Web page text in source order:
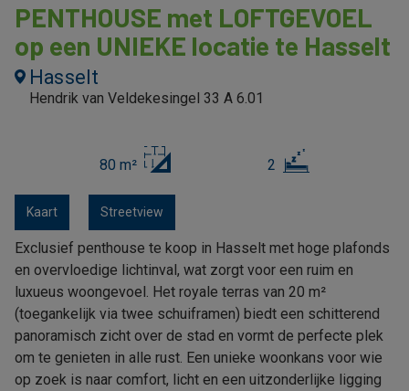
PENTHOUSE met LOFTGEVOEL
op een UNIEKE locatie te Hasselt
Hasselt
Hendrik van Veldekesingel 33 A 6.01
80 m² 2
Kaart Streetview
Exclusief penthouse te koop in Hasselt met hoge plafonds
en overvloedige lichtinval, wat zorgt voor een ruim en
luxueus woongevoel. Het royale terras van 20 m²
(toegankelijk via twee schuiframen) biedt een schitterend
panoramisch zicht over de stad en vormt de perfecte plek
om te genieten in alle rust. Een unieke woonkans voor wie
op zoek is naar comfort, licht en een uitzonderlijke ligging